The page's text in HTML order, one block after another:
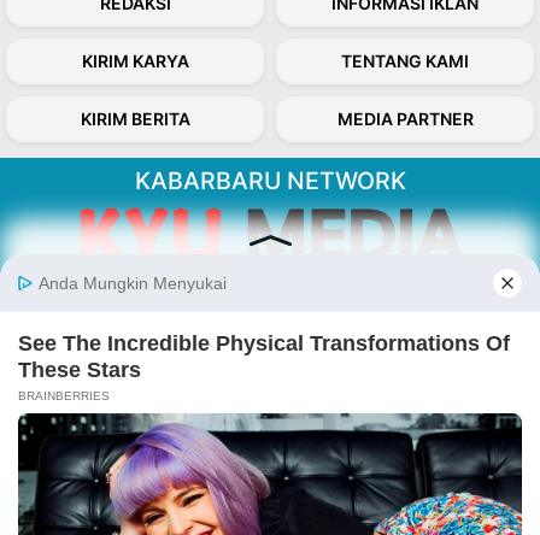
KIRIM KARYA TENTANG KAMI
KIRIM BERITA MEDIA PARTNER
KABARBARU NETWORK
Follow Kabarbaru